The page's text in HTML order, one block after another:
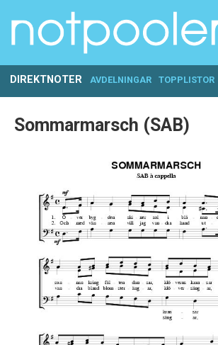
DIREKTNOTER AVDELNINGAR TOPPLISTOR
Sommarmarsch (SAB)